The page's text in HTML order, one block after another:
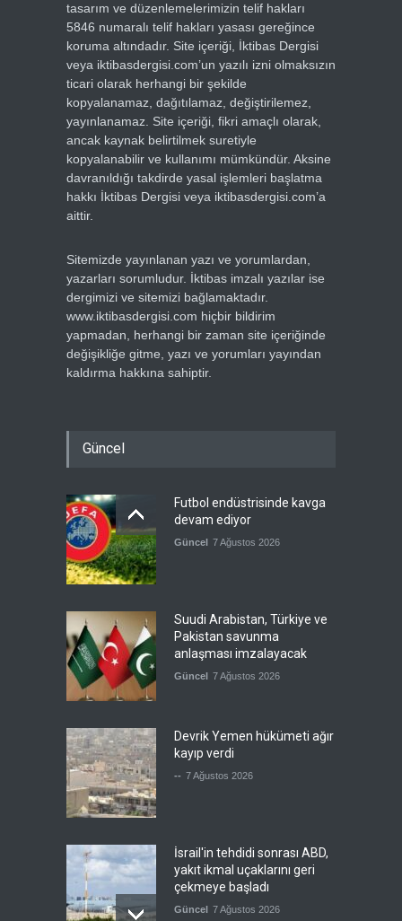
tasarım ve düzenlemelerimizin telif hakları
5846 numaralı telif hakları yasası gereğince
koruma altındadır. Site içeriği, İktibas Dergisi
veya iktibasdergisi.com’un yazılı izni olmaksızın
ticari olarak herhangi bir şekilde
kopyalanamaz, dağıtılamaz, değiştirilemez,
yayınlanamaz. Site içeriği, fikri amaçlı olarak,
ancak kaynak belirtilmek suretiyle
kopyalanabilir ve kullanımı mümkündür. Aksine
davranıldığı takdirde yasal işlemleri başlatma
hakkı İktibas Dergisi veya iktibasdergisi.com’a
aittir.
Sitemizde yayınlanan yazı ve yorumlardan,
yazarları sorumludur. İktibas imzalı yazılar ise
dergimizi ve sitemizi bağlamaktadır.
www.iktibasdergisi.com hiçbir bildirim
yapmadan, herhangi bir zaman site içeriğinde
değişikliğe gitme, yazı ve yorumları yayından
kaldırma hakkına sahiptir.
Güncel
Futbol endüstrisinde kavga
devam ediyor
Güncel 7 Ağustos 2026
Suudi Arabistan, Türkiye ve
Pakistan savunma
anlaşması imzalayacak
Güncel 7 Ağustos 2026
Devrik Yemen hükümeti ağır
kayıp verdi
-- 7 Ağustos 2026
İsrail'in tehdidi sonrası ABD,
yakıt ikmal uçaklarını geri
çekmeye başladı
Güncel 7 Ağustos 2026